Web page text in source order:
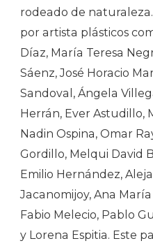
rodeado de
por artista plásticos
Díaz, María Teresa
Sáenz, José Horacio
Sandoval, Ángela
Herrán, Ever Astudillo,
Nadin Ospina, Omar
Gordillo, Melqui David
Emilio Hernández,
Jacanomijoy, Ana
Fabio Melecio, Pablo
y Lorena Espitia. Este